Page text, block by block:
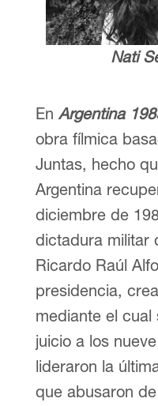
Nati
En Argentina
obra fílmica
Juntas, hecho
Argentina
diciembre de
dictadura militar
Ricardo Raúl
presidencia,
mediante el cual
juicio a los
lideraron la
que abusaron